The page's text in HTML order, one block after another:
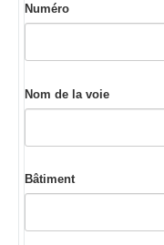
Numéro
Nom de la voie
Bâtiment